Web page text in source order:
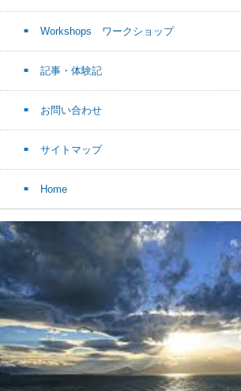
Workshops ワークショップ
記事・体験記
お問い合わせ
サイトマップ
Home